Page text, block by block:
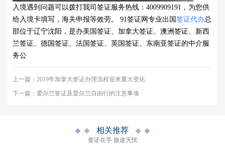
入境遇到问题可以拨打我司签证服务热线：4009909191，为您供
给入境卡填写，海关申报等效劳。 91签证网专业出国 签证代办总
部位于辽宁沈阳，是办美国签证、加拿大签证、澳洲签证、新西
兰签证、德国签证、法国签证、英国签证、东南亚签证的中介服
务公
上一篇： 2019年加拿大签证办理流程迎来重大变化
下一篇： 爱尔兰签证及爱尔兰自由行的注意事项
相关推荐
签证在手 旅途无忧